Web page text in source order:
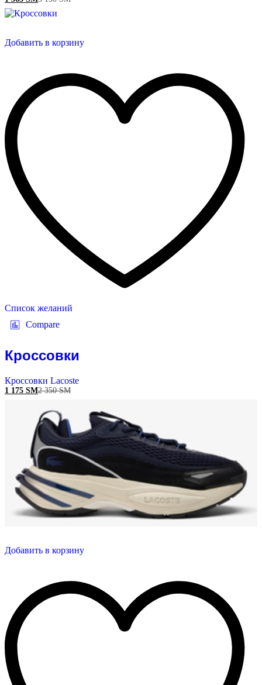
Добавить в корзину
Список желаний
Compare
Кроссовки
Кроссовки Lacoste
1 175 ЅМ2 350ЅМ
Добавить в корзину